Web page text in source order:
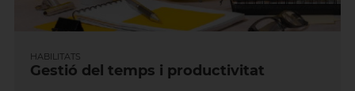
HABILITATS
Gestió del temps i productivitat